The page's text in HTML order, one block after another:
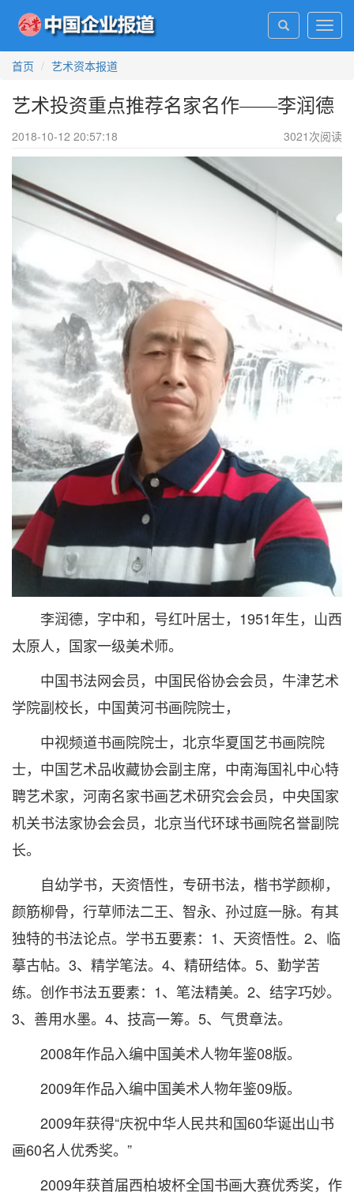
首页
艺术资本报道
艺术投资重点推荐名家名作——李润德
2018-10-12 20:57:18 3021 次阅读
李润德，字中和，号红叶居士，1951年生，山西
太原人，国家一级美术师。
中国书法网会员，中国民俗协会会员，牛津艺术
学院副校长，中国黄河书画院院士，
中视频道书画院院士，北京华夏国艺书画院院
士，中国艺术品收藏协会副主席，中南海国礼中心特
聘艺术家，河南名家书画艺术研究会会员，中央国家
机关书法家协会会员，北京当代环球书画院名誉副院
长。
自幼学书，天资悟性，专研书法，楷书学颜柳，
颜筋柳骨，行草师法二王、智永、孙过庭一脉。有其
独特的书法论点。学书五要素：1、天资悟性。2、临
摹古帖。3、精学笔法。4、精研结体。5、勤学苦
练。创作书法五要素：1、笔法精美。2、结字巧妙。
3、善用水墨。4、技高一筹。5、气贯章法。
2008年作品入编中国美术人物年鉴08版。
2009年作品入编中国美术人物年鉴09版。
2009年获得“庆祝中华人民共和国60华诞出山书
画60名人优秀奖。”
2009年获首届西柏坡杯全国书画大赛优秀奖，作